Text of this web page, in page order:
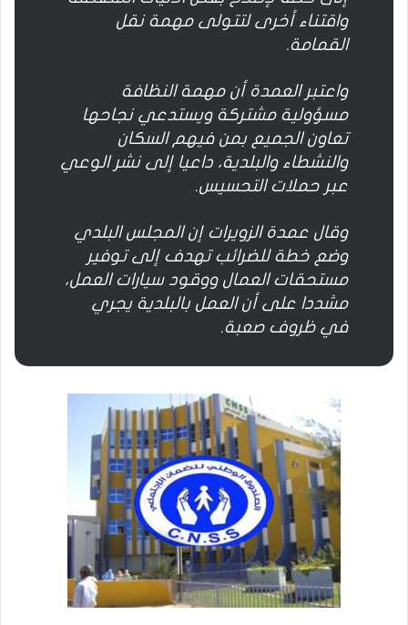
واقتناء أخرى لتتولى مهمة نقل
القمامة.
واعتبر العمدة أن مهمة النظافة
مسؤولية مشتركة ويستدعي نجاحها
تعاون الجميع بمن فيهم السكان
والنشطاء والبلدية، داعيا إلى نشر الوعي
عبر حملات التحسيس.
وقال عمدة الزويرات إن المجلس البلدي
وضع خطة للضرائب تهدف إلى توفير
مستحقات العمال ووقود سيارات العمل،
مشددا على أن العمل بالبلدية يجري
في ظروف صعبة.